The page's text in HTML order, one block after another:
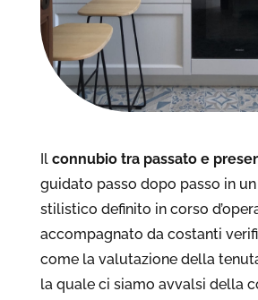
Il connubio tra passato e
guidato passo dopo passo in
stilistico definito in corso
accompagnato da costanti
come la valutazione della
la quale ci siamo avvalsi della